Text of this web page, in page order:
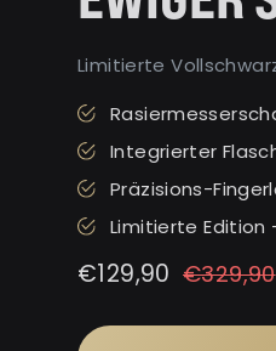
Limitierte
Integrierter
Präzisions-
Limitierte Edition
Normaler
Sonderpreis
€129,90 €329,90